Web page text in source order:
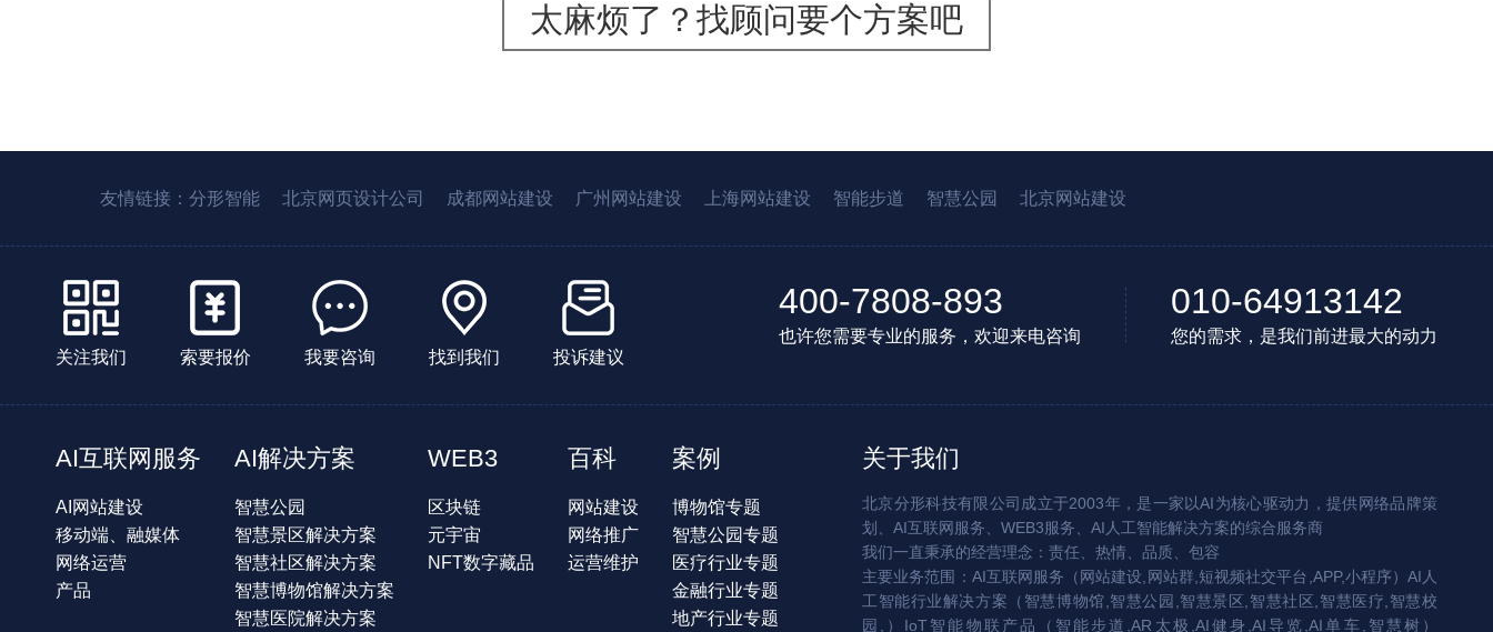
太麻烦了？找顾问要个方案吧
友情链接： 分形智能 北京网页设计公司 成都网站建设 广州网站建设 上海网站建设 智能步道 智慧公园 北京网站建设
关注我们 索要报价 我要咨询 找到我们 投诉建议
400-7808-893
也许您需要专业的服务，欢迎来电咨询
010-64913142
您的需求，是我们前进最大的动力
AI互联网服务
AI网站建设
移动端、融媒体
网络运营
产品
AI解决方案
智慧公园
智慧景区解决方案
智慧社区解决方案
智慧博物馆解决方案
智慧医院解决方案
WEB3
区块链
元宇宙
NFT数字藏品
百科
网站建设
网络推广
运营维护
案例
博物馆专题
智慧公园专题
医疗行业专题
金融行业专题
地产行业专题
关于我们
北京分形科技有限公司成立于2003年，是一家以AI为核心驱动力，提供网络品牌策
划、AI互联网服务、WEB3服务、AI人工智能解决方案的综合服务商
我们一直秉承的经营理念：责任、热情、品质、包容
主要业务范围：AI互联网服务（网站建设,网站群,短视频社交平台,APP,小程序）AI人
工智能行业解决方案（智慧博物馆,智慧公园,智慧景区,智慧社区,智慧医疗,智慧校
园,）IoT智能物联产品（智能步道,AR太极,AI健身,AI导览,AI单车,智慧树）